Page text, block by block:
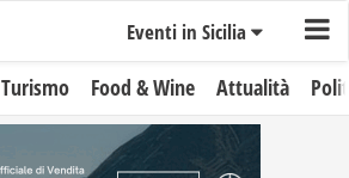
Eventi in Sicilia
Turismo Food & Wine Attualità